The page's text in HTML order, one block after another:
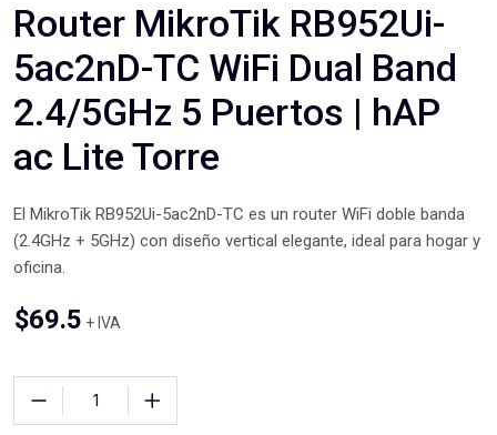
Router MikroTik RB952Ui-
5ac2nD-TC WiFi Dual Band
2.4/5GHz 5 Puertos | hAP
ac Lite Torre
El MikroTik RB952Ui-5ac2nD-TC es un router WiFi doble banda
(2.4GHz + 5GHz) con diseño vertical elegante, ideal para hogar y
oficina.
$69.5 + IVA